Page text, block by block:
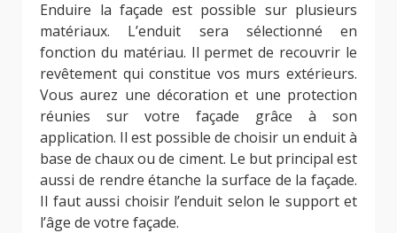
Enduire la façade est possible sur plusieurs
matériaux. L’enduit sera sélectionné en
fonction du matériau. Il permet de recouvrir le
revêtement qui constitue vos murs extérieurs.
Vous aurez une décoration et une protection
réunies sur votre façade grâce à son
application. Il est possible de choisir un enduit à
base de chaux ou de ciment. Le but principal est
aussi de rendre étanche la surface de la façade.
Il faut aussi choisir l’enduit selon le support et
l’âge de votre façade.